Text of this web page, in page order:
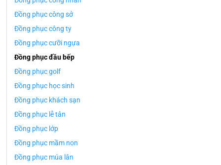
Đồng phục công sở
Đồng phục công ty
Đồng phục cưỡi ngựa
Đồng phục đầu bếp
Đồng phục golf
Đồng phục học sinh
Đồng phục khách sạn
Đồng phục lễ tân
Đồng phục lớp
Đồng phục mầm non
Đồng phục múa lân